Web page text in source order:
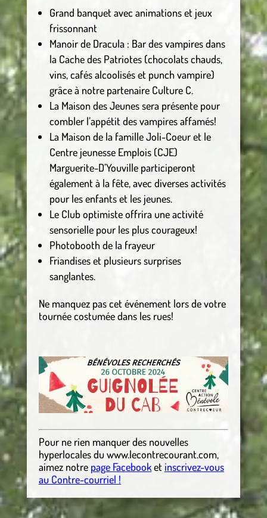
Grand banquet avec animations et jeux
frissonnant
Manoir de Dracula : Bar des vampires dans
la Cache des Patriotes (chocolats chauds,
vins, cafés alcoolisés et punch vampire)
grâce à notre partenaire Culture C.
La Maison des Jeunes sera présente pour
combler l’appétit des vampires affamés!
La Maison de la famille Joli-Coeur et le
Centre jeunesse Emplois (CJE)
Marguerite-D’Youville participeront
également à la fête, avec diverses activités
pour les enfants et les jeunes.
Le Club optimiste offrira une activité
sensorielle pour les plus courageux!
Photobooth de la frayeur
Friandises et plusieurs surprises
sanglantes.
Ne manquez pas cet événement lors de votre
tournée costumée dans les rues!
Pour ne rien manquer des nouvelles
hyperlocalesdu www.lecontrecourant.com,
aimez notre page Facebooket inscrivez-vous
au Contre-courriel !